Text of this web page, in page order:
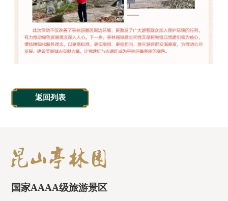
返回列表
国家AAAA级旅游景区